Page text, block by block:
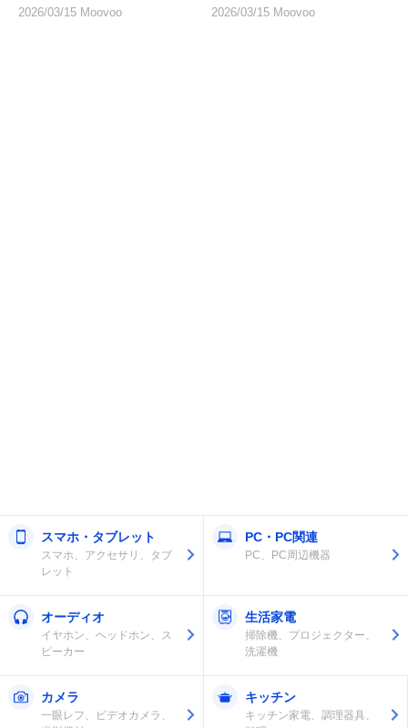
2026/03/15 Moovoo
2026/03/15 Moovoo
スマホ・タブレット
スマホ、アクセサリ、タブ
レット
PC・PC関連
PC、PC周辺機器
オーディオ
イヤホン、ヘッドホン、ス
ピーカー
生活家電
掃除機、プロジェクター、
洗濯機
カメラ
一眼レフ、ビデオカメラ、
キッチン
キッチン家電、調理器具、